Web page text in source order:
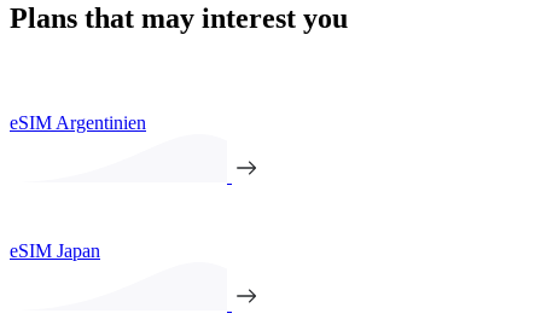
Plans that may interest you
eSIM Argentinien
eSIM Japan